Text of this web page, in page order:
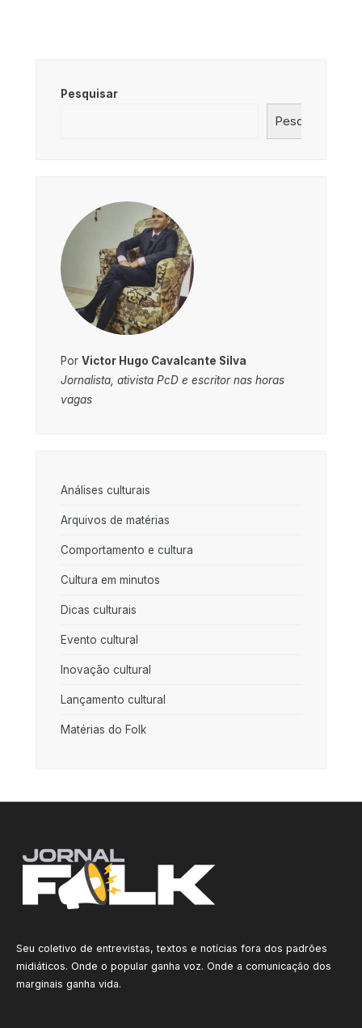
Pesquisar
Pesquisar
Por Victor Hugo Cavalcante Silva
Jornalista, ativista PcD e escritor nas horas
vagas
Análises culturais
Arquivos de matérias
Comportamento e cultura
Cultura em minutos
Dicas culturais
Evento cultural
Inovação cultural
Lançamento cultural
Matérias do Folk
Seu coletivo de entrevistas, textos e notícias fora dos padrões
midiáticos. Onde o popular ganha voz. Onde a comunicação dos
marginais ganha vida.